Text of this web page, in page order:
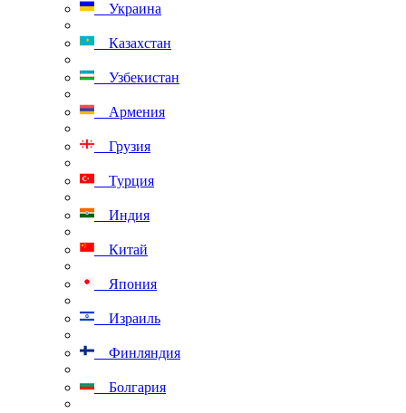
Украина
Казахстан
Узбекистан
Армения
Грузия
Турция
Индия
Китай
Япония
Израиль
Финляндия
Болгария